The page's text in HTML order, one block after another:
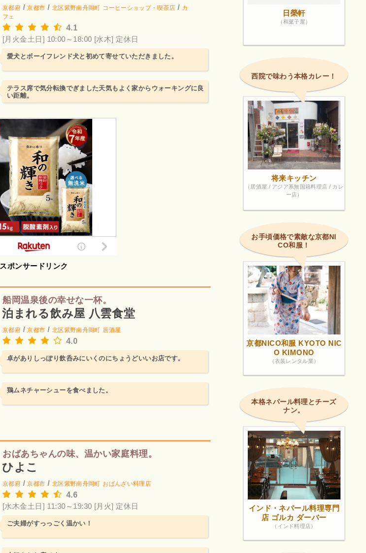
京都府 /京都市 / 北区紫野南舟岡町 コーヒーショップ・喫茶店 / カ
フェ
4.1
[月火金土日] 10:00～18:00 [水木] 定休日
愛犬とボーイフレンド犬と初めて寄せていただきました。
テラス席で気分転換でぎました天気もよく家からウォーキングに良
い距離。
スポンサードリンク
船岡温泉後の幸せな一杯。
泊まれる飲み屋 八雲食堂
京都府 /京都市 / 北区紫野南舟岡町 居酒屋
4.0
卓がありしっぽり飲呑みにいくのにちょうどいいお店です。
鶏ムネチャーシューを食べました。
おばあちゃんの味、温かい家庭料理。
ひよこ
京都府 /京都市 / 北区紫野南舟岡町 おばんざい料理店
4.6
[水木金土日] 11:30～19:30 [月火] 定休日
ご夫婦がすっっごく温かい！
日榮軒
（和菓子屋）
西院で味わう本格カレー！
将来キッチン
（居酒屋 / アジア系無国籍料理店 / カレ
ー店）
お手頃価格で素敵な京都NI
CO和服！
京都NICO和服 KYOTO NIC
O KIMONO
（衣装レンタル業）
本格ネパール料理とチーズ
ナン。
インド・ネパール料理専門
店 ゴルカ ダーバー
（インド料理店）